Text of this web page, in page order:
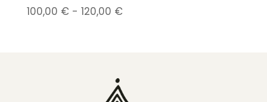
100,00 € - 120,00 €Rango
hasta